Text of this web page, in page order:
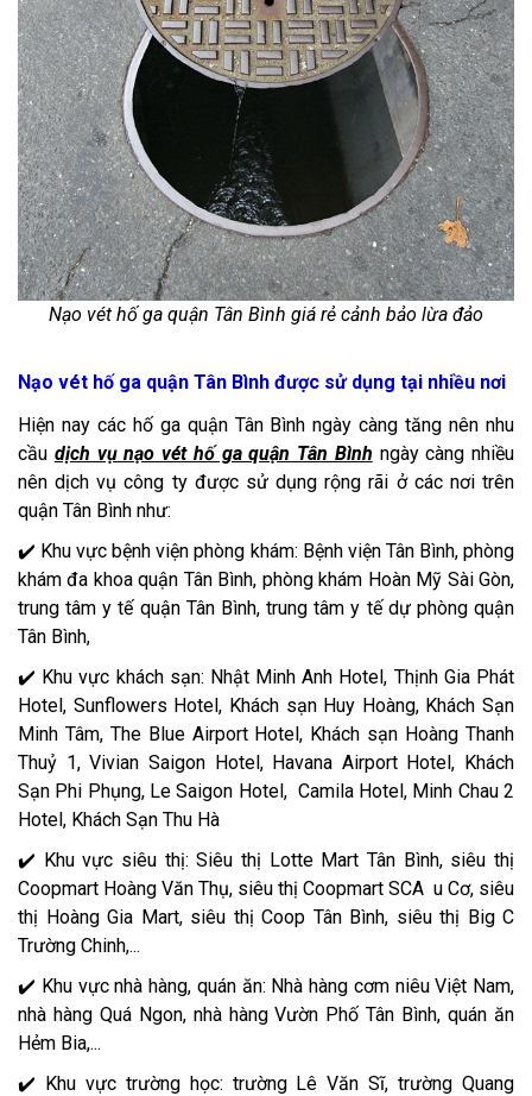
Nạo vét hố ga quận Tân Bình giá rẻ cảnh bảo lừa đảo
Nạo vét hố ga quận Tân Bình được sử dụng tại nhiều nơi
Hiện nay các hố ga quận Tân Bình ngày càng tăng nên nhu
cầu dịch vụ nạo vét hố ga quận Tân Bình ngày càng nhiều
nên dịch vụ công ty được sử dụng rộng rãi ở các nơi trên
quận Tân Bình như:
✔️ Khu vực bệnh viện phòng khám: Bệnh viện Tân Bình, phòng
khám đa khoa quận Tân Bình, phòng khám Hoàn Mỹ Sài Gòn,
trung tâm y tế quận Tân Bình, trung tâm y tế dự phòng quận
Tân Bình,
✔️ Khu vực khách sạn: Nhật Minh Anh Hotel, Thịnh Gia Phát
Hotel, Sunflowers Hotel, Khách sạn Huy Hoàng, Khách Sạn
Minh Tâm, The Blue Airport Hotel, Khách sạn Hoàng Thanh
Thuỷ 1, Vivian Saigon Hotel, Havana Airport Hotel, Khách
Sạn Phi Phụng, Le Saigon Hotel, Camila Hotel, Minh Chau 2
Hotel, Khách Sạn Thu Hà
✔️ Khu vực siêu thị: Siêu thị Lotte Mart Tân Bình, siêu thị
Coopmart Hoàng Văn Thụ, siêu thị Coopmart SCA u Cơ, siêu
thị Hoàng Gia Mart, siêu thị Coop Tân Bình, siêu thị Big C
Trường Chinh,...
✔️ Khu vực nhà hàng, quán ăn: Nhà hàng cơm niêu Việt Nam,
nhà hàng Quá Ngon, nhà hàng Vườn Phố Tân Bình, quán ăn
Hẻm Bia,...
✔️ Khu vực trường học: trường Lê Văn Sĩ, trường Quang